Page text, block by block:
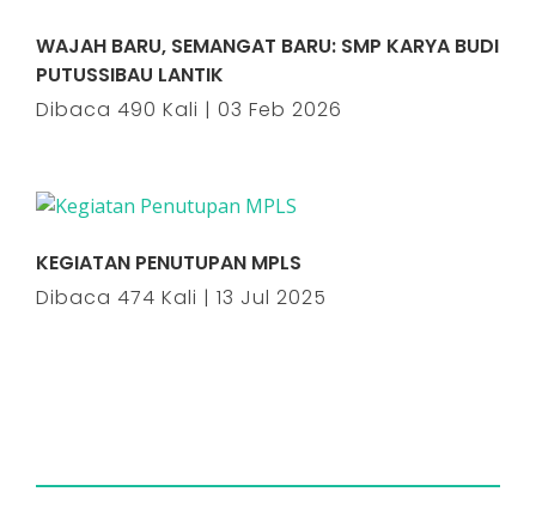
WAJAH BARU, SEMANGAT BARU: SMP KARYA BUDI
PUTUSSIBAU LANTIK
Dibaca 490 Kali | 03 Feb 2026
KEGIATAN PENUTUPAN MPLS
Dibaca 474 Kali | 13 Jul 2025